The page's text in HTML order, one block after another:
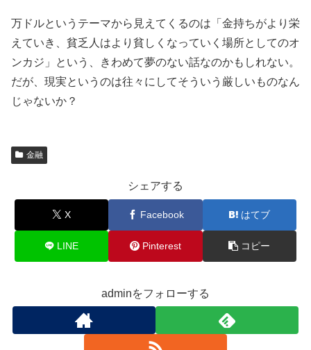
万ドルというテーマから見えてくるのは「金持ちがより栄
えていき、貧乏人はより貧しくなっていく場所としてのオ
ンカジ」という、きわめて夢のない話なのかもしれない。
だが、現実というのは往々にしてそういう厳しいものなん
じゃないか？
金融
シェアする
X Facebook はてブ
LINE Pinterest コピー
adminをフォローする